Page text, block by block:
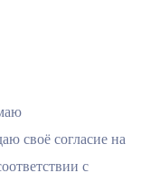
своё согласие на
с